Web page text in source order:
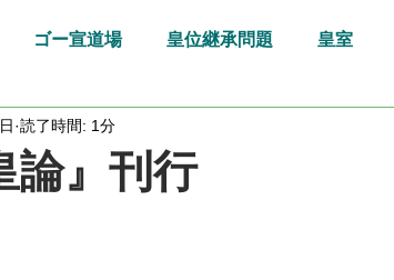
ゴー宣道場 皇位継承問題 皇室
論』刊行
読了時間: 1分